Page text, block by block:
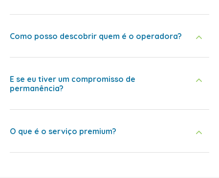
Como posso descobrir quem é o operadora?
E se eu tiver um compromisso de
permanência?
O que é o serviço premium?